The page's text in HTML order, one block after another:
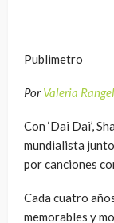
Publimetro
PorValeria Rangel
Con ‘Dai Dai’,
mundialista
por canciones
Cada cuatro
memorables y